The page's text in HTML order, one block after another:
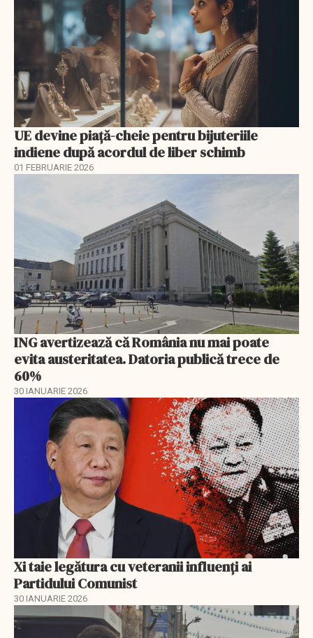
UE devine piață-cheie pentru bijuteriile
indiene după acordul de liber schimb
01 FEBRUARIE 2026
ING avertizează că România nu mai poate
evita austeritatea. Datoria publică trece de
60%
30 IANUARIE 2026
Xi taie legătura cu veteranii influenți ai
Partidului Comunist
30 IANUARIE 2026